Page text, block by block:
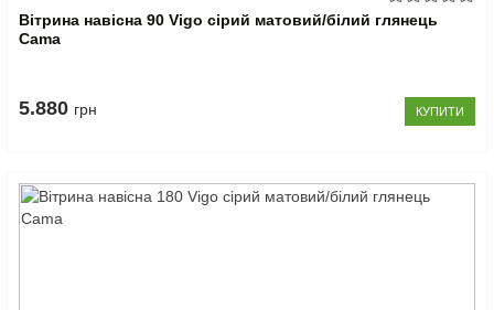
Вітрина навісна 90 Vigo сірий матовий/білий глянець
Cama
5.880 грн КУПИТИ